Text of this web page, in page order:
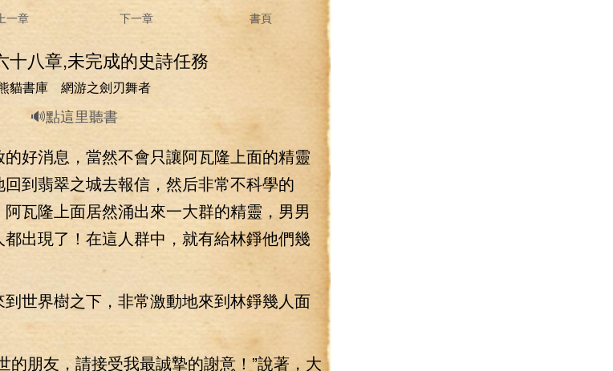
一章 下一章 書頁
十八章,未完成的史詩任務
貓書庫 網游之劍刃舞者
🔊點這里聽書
消息，當然不會只讓阿瓦隆上面的精靈
到翡翠之城去報信，然后非常不科學的
瓦隆上面居然涌出來一大群的精靈，男男
出現了！在這人群中，就有給林錚他們幾
界樹之下，非常激動地來到林錚幾人面
朋友，請接受我最誠摯的謝意！”說著，大